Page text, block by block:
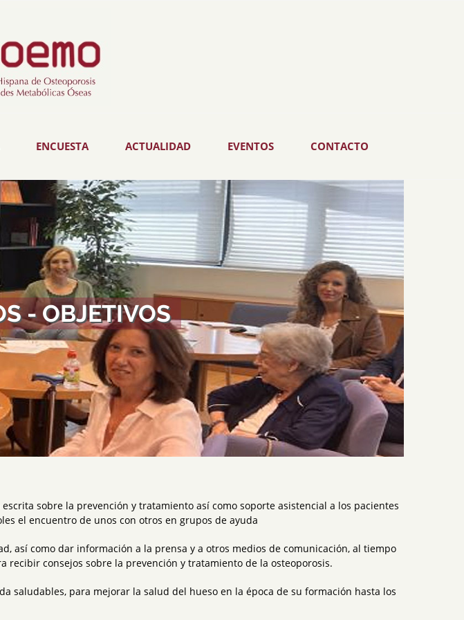
ENCUESTA ACTUALIDAD EVENTOS CONTACTO
- OBJETIVOS
sobre la prevención y tratamiento así como soporte asistencial a los pacientes
el encuentro de unos con otros en grupos de ayuda
así como dar información a la prensa y a otros medios de comunicación, al tiempo
recibir consejos sobre la prevención y tratamiento de la osteoporosis.
saludables, para mejorar la salud del hueso en la época de su formación hasta los